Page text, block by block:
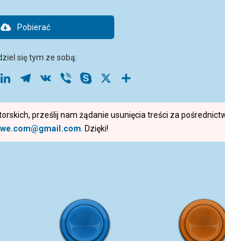
Pobierać
się tym ze sobą:
LinkedInTelegram
VK Viber Skype
prześlij nam żądanie usunięcia treści za
. Dzięki!